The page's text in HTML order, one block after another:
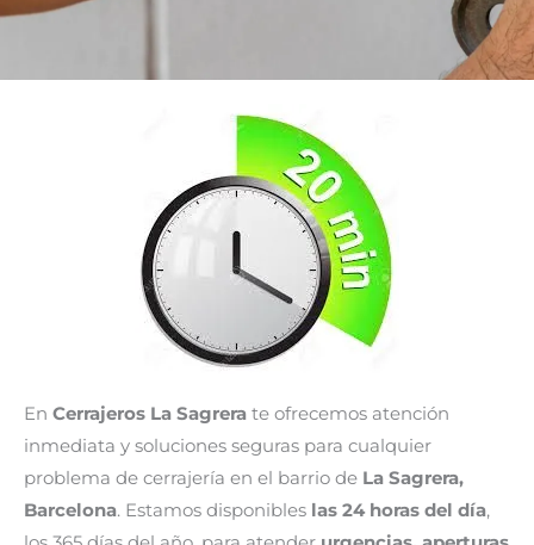
En Cerrajeros La Sagrera te ofrecemos atención
inmediata y soluciones seguras para cualquier
problema de cerrajería en el barrio de La Sagrera,
Barcelona. Estamos disponibles las 24 horas del día,